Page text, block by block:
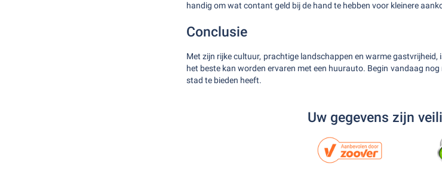
handig om wat contant geld bij de hand te hebben voor kleinere
Conclusie
Met zijn rijke cultuur, prachtige landschappen en warme
het beste kan worden ervaren met een huurauto. Begin vandaag
stad te bieden heeft.
Uw gegevens zijn